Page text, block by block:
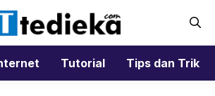
Tutorial Tips dan Trik